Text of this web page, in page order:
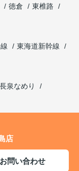
徳倉
東椎路
東海道新幹線
長泉なめり
店
問い合わせ